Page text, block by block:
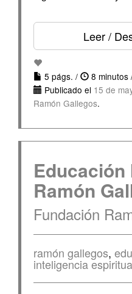
Leer /
5 págs. / 8 minutos
Publicado el 15 de
Ramón Gallegos.
Ramón
Fundación
ramón gallegos,
inteligencia